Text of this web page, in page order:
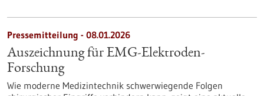
Pressemitteilung - 08.01.2026
Auszeichnung für EMG-Elektroden-
Forschung
Wie moderne Medizintechnik schwerwiegende Folgen